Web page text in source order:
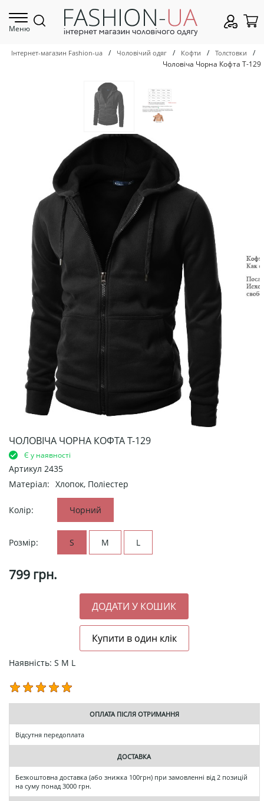
Меню
Інтернет-магазин Fashion-ua / Чоловічий одяг / Кофти / Толстовки
/
Чоловіча Чорна Кофта Т-129
ЧОЛОВІЧА ЧОРНА КОФТА Т-129
Є у наявності
Артикул 2435
Матеріал: Хлопок, Поліестер
Колір: Чорний
Розмір: S M L
799 грн.
Наявність: S M L
ОПЛАТА ПІСЛЯ ОТРИМАННЯ
Відсутня передоплата
ДОСТАВКА
Безкоштовна доставка (або знижка 100грн) при замовленні від 2 позицій
на суму понад 3000 грн.